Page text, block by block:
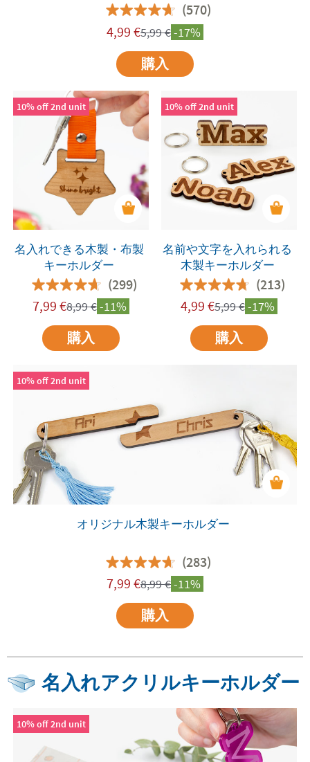
(570)
4,99 €5,99€-17%
購入
10% off 2nd unit
名入れできる木製・布製
キーホルダー
(299)
7,99 €8,99€-11%
購入
10% off 2nd unit
名前や文字を入れられる
木製キーホルダー
(213)
4,99 €5,99€-17%
購入
10% off 2nd unit
オリジナル木製キーホルダー
(283)
7,99 €8,99€-11%
購入
名入れアクリルキーホルダー
10% off 2nd unit